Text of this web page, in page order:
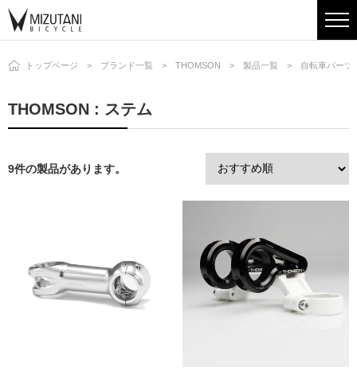
トップページ ブランド一覧 THOMSON 製品一覧 自転車パーツ
THOMSON : ステム
9件の製品があります。